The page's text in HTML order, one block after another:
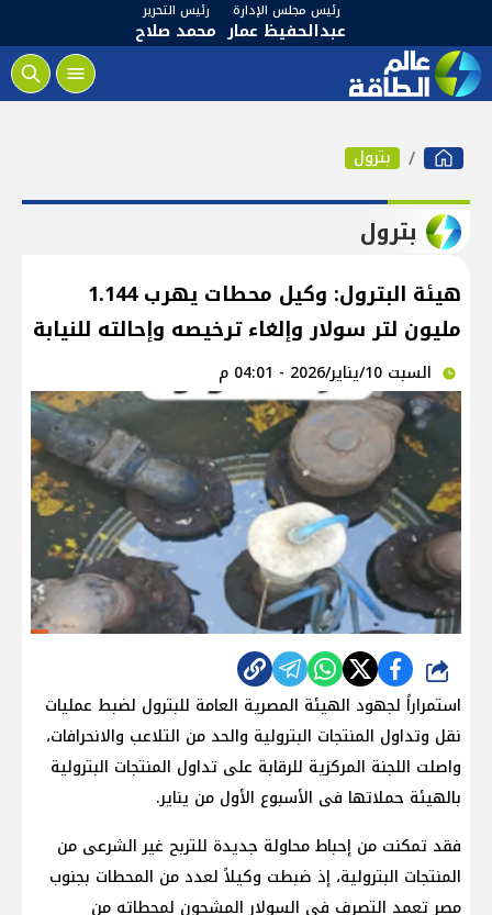
رئيس مجلس الإدارة
عبدالحفيظ عمار
رئيس التحرير
محمد صلاح
بترول
بترول
هيئة البترول: وكيل محطات يهرب 1.144
مليون لتر سولار وإلغاء ترخيصه وإحالته للنيابة
السبت 10/يناير/2026 - 04:01 م
شارك
استمراراً لجهود الهيئة المصرية العامة للبترول لضبط عمليات
نقل وتداول المنتجات البترولية والحد من التلاعب والانحرافات،
واصلت اللجنة المركزية للرقابة على تداول المنتجات البترولية
بالهيئة حملاتها فى الأسبوع الأول من يناير.
فقد تمكنت من إحباط محاولة جديدة للتربح غير الشرعى من
المنتجات البترولية، إذ ضبطت وكيلاً لعدد من المحطات بجنوب
مصر تعمد التصرف فى السولار المشحون لمحطاته من